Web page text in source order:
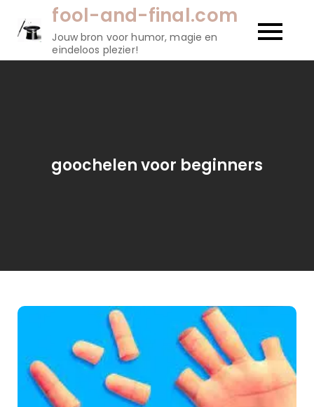
fool-and-final.com
Jouw bron voor humor, magie en
eindeloos plezier!
goochelen voor beginners